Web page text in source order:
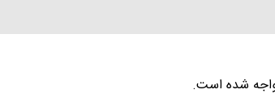
شده است.